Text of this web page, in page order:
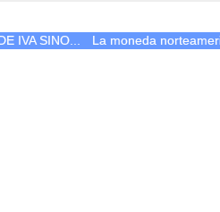
IVA SINO... La moneda